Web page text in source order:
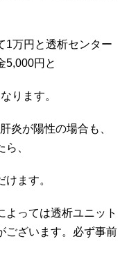
1万円と透析センター
5,000円と
ります。
炎が陽性の場合も、
、
ます。
よっては透析ユニット
ございます。必ず事前